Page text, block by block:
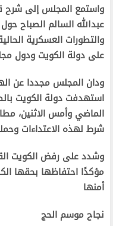
واستمع المجلس إلى شرح
عبدالله السالم الصباح
والتطورات العسكرية
على دولة الكويت ودول
ودان المجلس مجددا عن
استهدفت دولة الكويت
الماضي وأمس الاثنين،
شرط لهذه الاعتداءات
وشدد على رفض الكويت
مؤكدًا احتفاظها بحقها
أمنها
نجاح موسم الحج